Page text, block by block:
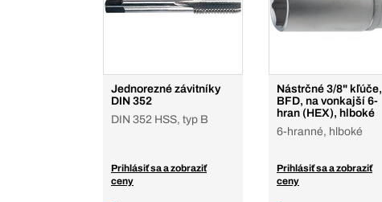
Jednorezné závitníky
DIN 352
DIN 352 HSS, typ B
Prihlásiť sa a zobraziť
ceny
Nástrčné 3/8" kľúče,
BFD, na vonkajší 6-
hran (HEX), hlboké
6-hranné, hlboké
Prihlásiť sa a zobraziť
ceny